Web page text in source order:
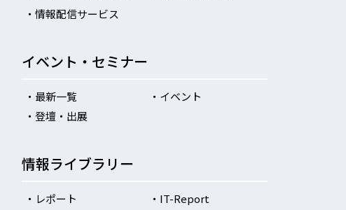
情報配信サービス
イベント・セミナー
最新一覧
イベント
登壇・出展
情報ライブラリー
レポート
IT-Report